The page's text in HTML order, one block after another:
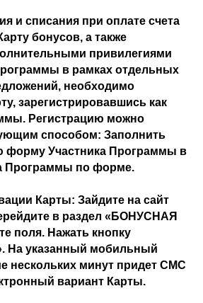
и списания при оплате счета
бонусов, а также
привилегиями
в рамках отдельных
необходимо
зарегистрировавшись как
Регистрацию можно
способом: Заполнить
форму Участника Программы в
Программы по форме.
Карты: Зайдите на сайт
в раздел «БОНУСНАЯ
поля. Нажать кнопку
На указанный мобильный
нескольких минут придет СМС
вариант Карты.